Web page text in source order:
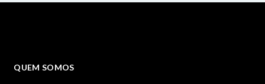
QUEM SOMOS